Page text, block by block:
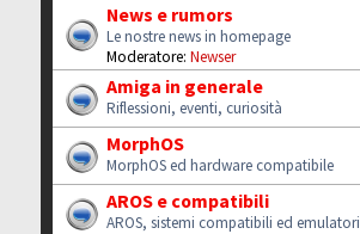
News e rumors
Le nostre news in homepage
Moderatore: Newser
Amiga in generale
Riflessioni, eventi, curiosità
MorphOS
MorphOS ed hardware compatibile
AROS e compatibili
AROS, sistemi compatibili ed emulatori